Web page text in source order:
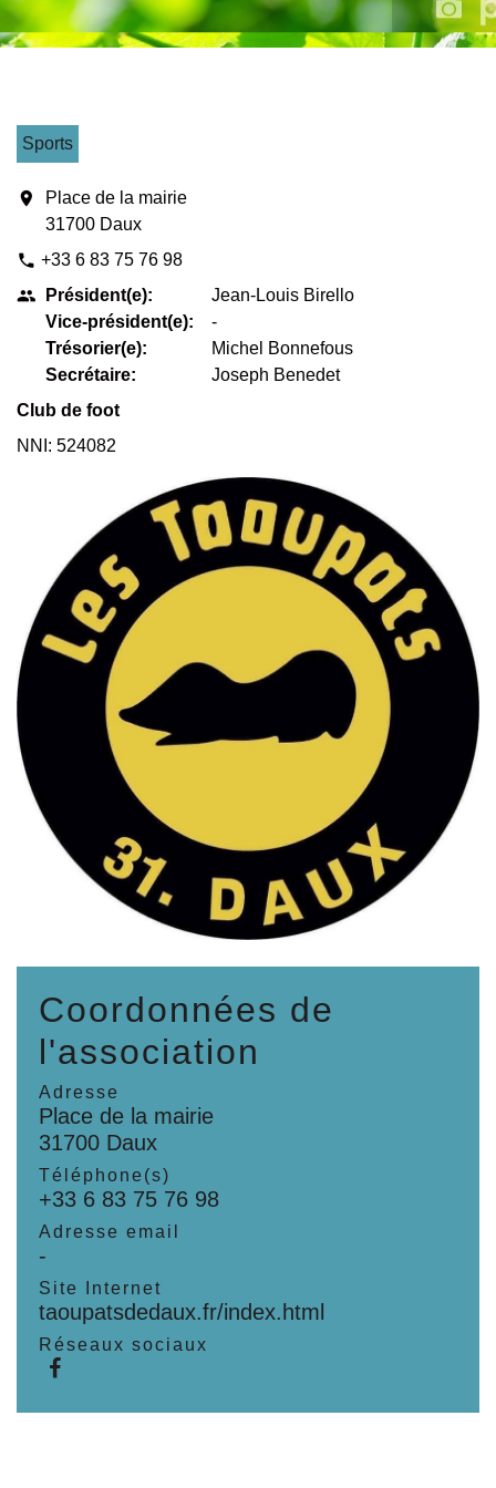
Sports
location_on
Place de la mairie
31700 Daux
phone +33 6 83 75 76 98
people
Président(e):
Vice-président(e):
Trésorier(e):
Secrétaire:
Jean-Louis Birello
-
Michel Bonnefous
Joseph Benedet
Club de foot
NNI: 524082
Coordonnées de
l'association
Adresse
Place de la mairie
31700 Daux
Téléphone(s)
+33 6 83 75 76 98
Adresse email
-
Site Internet
taoupatsdedaux.fr/index.html
Réseaux sociaux